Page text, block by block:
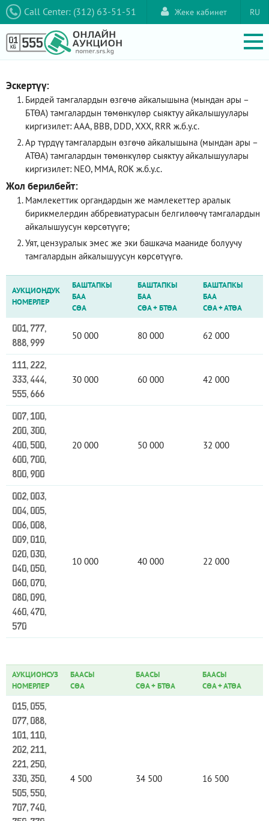
Call Center: (312) 63-51-51 RU
Жеке кабинет
Эскертүү:
Бирдей тамгалардын өзгөчө айкалышына (мындан ары –
БТӨА) тамгалардын төмөнкүлөр сыяктуу айкалышуулары
киргизилет: AAA, ВВВ, DDD, XXX, RRR ж.б.у.с.
Ар түрдүү тамгалардын өзгөчө айкалышына (мындан ары –
АТӨА) тамгалардын төмөнкүлөр сыяктуу айкалышуулары
киргизилет: NEO, ММА, ROK ж.б.у.с.
Жол берилбейт:
Мамлекеттик органдардын же мамлекеттер аралык
бирикмелердин аббревиатурасын белгилөөчү тамгалардын
айкалышуусун көрсөтүүгө;
Уят, цензуралык эмес же эки башкача мааниде болуучу
тамгалардын айкалышуусун көрсөтүүгө.
АУКЦИОНДУК
НОМЕРЛЕР
БАШТАПКЫ
БАА
СӨА
БАШТАПКЫ
БАА
СӨА+БТӨА
БАШТАПКЫ
БАА
СӨА+АТӨА
001, 777,
888, 999
50 000 80 000 62 000
111, 222,
333, 444,
555, 666
30 000 60 000 42 000
007, 100,
200, 300,
400, 500,
600, 700,
800, 900
20 000 50 000 32 000
002, 003,
004, 005,
006, 008,
009, 010,
020, 030,
040, 050,
060, 070,
080, 090,
460, 470,
570
10 000 40 000 22 000
АУКЦИОНСУЗ
НОМЕРЛЕР
БААСЫ
СӨА
БААСЫ
СӨА+БТӨА
БААСЫ
СӨА+АТӨА
015, 055,
077, 088,
101, 110,
202, 211,
221, 250,
330, 350,
505, 550,
707, 740,
4 500 34 500 16 500